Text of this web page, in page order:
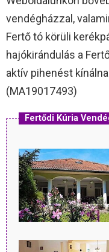
vendégházzal,
Fertő tó körüli
hajókirándulás a
aktív pihenést
(MA19017493)
Fertődi Kúria